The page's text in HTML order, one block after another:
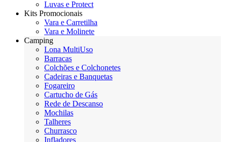
Luvas e Protect
Kits Promocionais
Vara e Carretilha
Vara e Molinete
Camping
Lona MultiUso
Barracas
Colchões e Colchonetes
Cadeiras e Banquetas
Fogareiro
Cartucho de Gás
Rede de Descanso
Mochilas
Talheres
Churrasco
Infladores